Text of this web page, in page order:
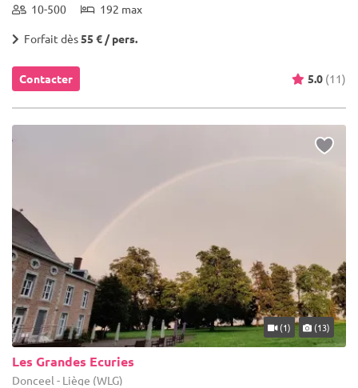
10-500 192 max
Forfait dès55 € / pers.
Contacter 5.0 (11)
(1) (13)
Les Grandes Ecuries
Donceel - Liège (WLG)